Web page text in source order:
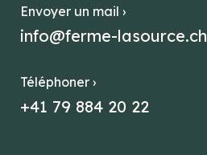
Envoyer un mail ›
info@ferme-lasource.ch
Téléphoner ›
+41 79 884 20 22